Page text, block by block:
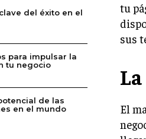
del éxito en el
para impulsar la
tu negocio
de las
en el mundo
tu
sus
El